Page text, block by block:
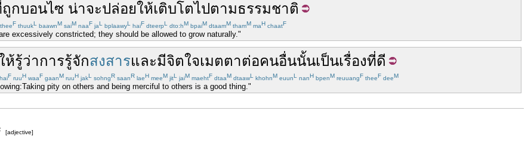
ถูกบอนไซ น่าจะปล่อยให้เติบโตไปตามธรรมชาติ
theeF thuukL baawnM saiM naaF jaL bplaawyL haiF dteerpL dto:hM bpaiM dtaamM thamM maH chaatF
excessively constricted; they should be allowed to grow naturally."
ห้รู้ว่าการรู้จักสงสารและมีจิตใจเมตตาต่อคนอื่นนั้นเป็นเรื่องที่ดี
haiF ruuH waaF gaanM ruuH jakL sohngR saanR laeH meeM jitL jaiM maehtF dtaaM dtaawL khohnM euunL nanH bpenM reuuangF theeF deeM
pity on others and being merciful to others is a good thing."
[adjective]